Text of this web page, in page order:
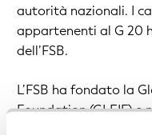
autorità nazionali. I
appartenenti al G 20
dell’FSB.
L’FSB ha fondato la
Foundation (GLEIF)